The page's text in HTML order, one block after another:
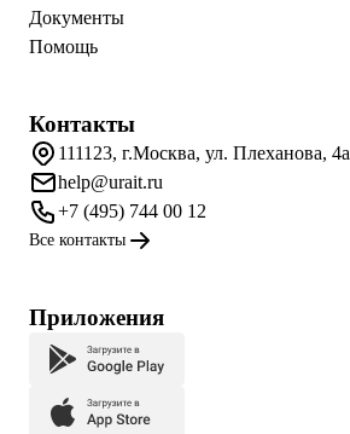
Документы
Помощь
Контакты
111123, г.Москва, ул. Плеханова, 4а
help@urait.ru
+7 (495) 744 00 12
Все контакты
Приложения